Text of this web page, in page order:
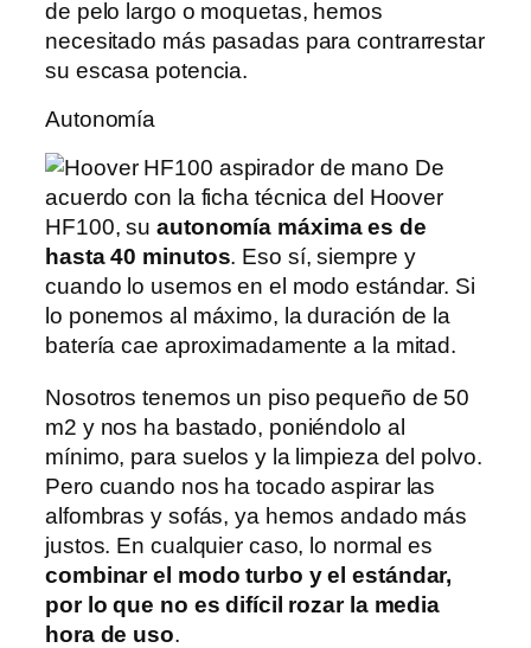
de pelo largo o moquetas, hemos
necesitado más pasadas para contrarrestar
su escasa potencia.
Autonomía
De
acuerdo con la ficha técnica del Hoover
HF100, suautonomía máxima es de
hasta 40 minutos. Eso sí, siempre y
cuando lo usemos en el modo estándar. Si
lo ponemos al máximo, la duración de la
batería cae aproximadamente a la mitad.
Nosotros tenemos un piso pequeño de 50
m2 y nos ha bastado, poniéndolo al
mínimo, para suelos y la limpieza del polvo.
Pero cuando nos ha tocado aspirar las
alfombras y sofás, ya hemos andado más
justos. En cualquier caso, lo normal es
combinar el modo turbo y el estándar,
por lo que no es difícil rozar la media
hora de uso.